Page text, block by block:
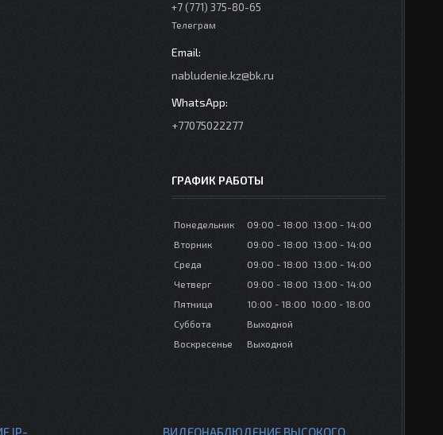
+7 (771) 375-80-65
Телеграм
nabludenie.kz@bk.ru
+77075022277
ГРАФИК РАБОТЫ
Понедельник 09:00 18:00 13:00
14:00
Вторник
09:00 18:00 13:00
14:00
Среда
09:00 18:00 13:00
14:00
Четверг
09:00 18:00 13:00
14:00
Пятница
10:00 18:00 10:00
18:00
Суббота
Выходной
Воскресенье
Выходной
IP- ВИДЕОНАБЛЮДЕНИЕ ВЫСОКОГО